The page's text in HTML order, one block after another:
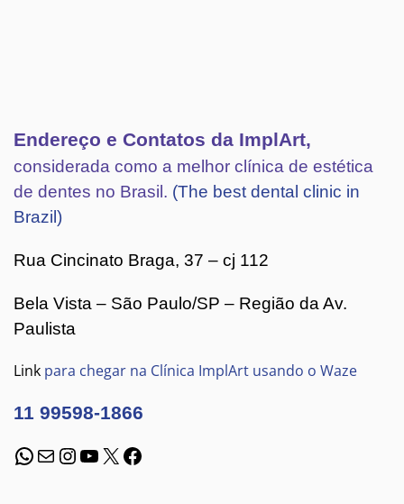
Endereço e Contatos da ImplArt,
considerada como a melhor clínica de estética
de dentes no Brasil. (The best dental clinic in
Brazil)
Rua Cincinato Braga, 37 – cj 112
Bela Vista – São Paulo/SP – Região da Av.
Paulista
Link para chegar na Clínica ImplArt usando o Waze
11 99598-1866
WhatsApp
E-mailInstagram
Youtube
X Facebook